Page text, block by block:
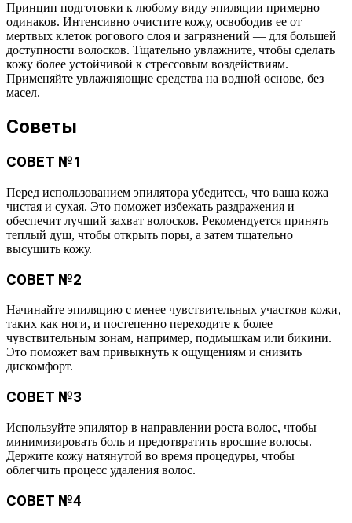
Принцип подготовки к любому виду эпиляции примерно
одинаков. Интенсивно очистите кожу, освободив ее от
мертвых клеток рогового слоя и загрязнений — для большей
доступности волосков. Тщательно увлажните, чтобы сделать
кожу более устойчивой к стрессовым воздействиям.
Применяйте увлажняющие средства на водной основе, без
масел.
Советы
СОВЕТ №1
Перед использованием эпилятора убедитесь, что ваша кожа
чистая и сухая. Это поможет избежать раздражения и
обеспечит лучший захват волосков. Рекомендуется принять
теплый душ, чтобы открыть поры, а затем тщательно
высушить кожу.
СОВЕТ №2
Начинайте эпиляцию с менее чувствительных участков кожи,
таких как ноги, и постепенно переходите к более
чувствительным зонам, например, подмышкам или бикини.
Это поможет вам привыкнуть к ощущениям и снизить
дискомфорт.
СОВЕТ №3
Используйте эпилятор в направлении роста волос, чтобы
минимизировать боль и предотвратить вросшие волосы.
Держите кожу натянутой во время процедуры, чтобы
облегчить процесс удаления волос.
СОВЕТ №4